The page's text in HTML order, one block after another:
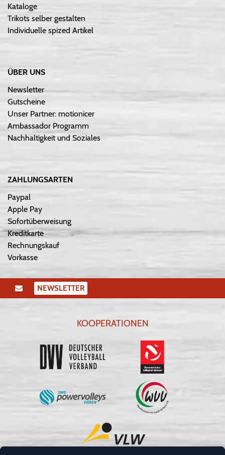
Kataloge
Trikots selber gestalten
Individuelle spized Artikel
ÜBER UNS
Newsletter
Gutscheine
Unser Partner: motionicer
Ambassador Programm
Nachhaltigkeit und Soziales
ZAHLUNGSARTEN
Paypal
Apple Pay
Sofortüberweisung
Kreditkarte
Rechnungskauf
Vorkasse
NEWSLETTER
KOOPERATIONEN